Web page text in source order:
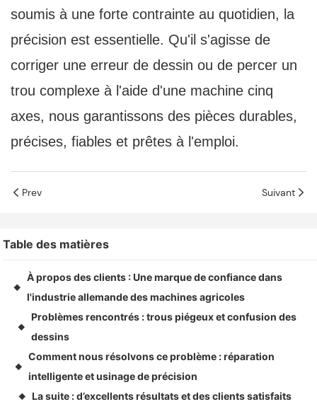
soumis à une forte contrainte au quotidien, la
précision est essentielle. Qu'il s'agisse de
corriger une erreur de dessin ou de percer un
trou complexe à l'aide d'une machine cinq
axes, nous garantissons des pièces durables,
précises, fiables et prêtes à l'emploi.
Prev Suivant
Table des matières
◆
À propos des clients : Une marque de confiance dans
l'industrie allemande des machines agricoles
◆
Problèmes rencontrés : trous piégeux et confusion des
dessins
◆
Comment nous résolvons ce problème : réparation
intelligente et usinage de précision
◆ La suite : d’excellents résultats et des clients satisfaits